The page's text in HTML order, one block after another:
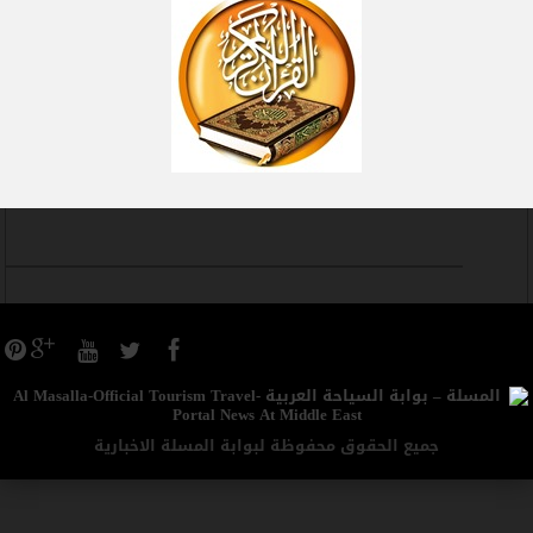
جميع الحقوق محفوظة لبوابة المسلة الاخبارية